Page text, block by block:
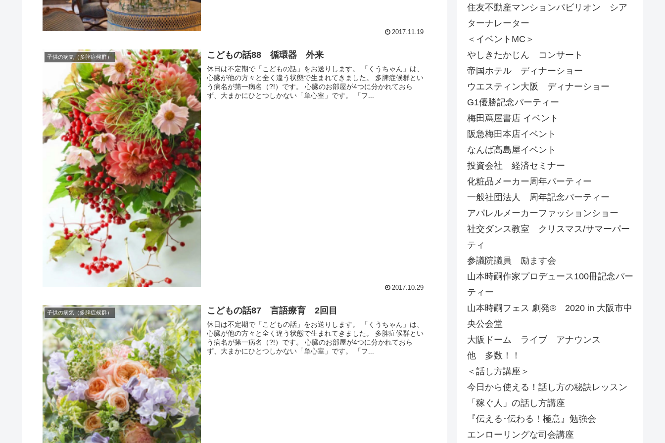
2017.11.19
子供の病気（多脾症候群） こどもの話88 循環器 外来
休日は不定期で「こどもの話」をお送りします。 「くうちゃん」は、
心臓が他の方々と全く違う状態で生まれてきました。 多脾症候群とい
う病名が第一病名（?!）です。 心臓のお部屋が4つに分かれておら
ず、大まかにひとつしかない「単心室」です。 「フ...
2017.10.29
子供の病気（多脾症候群） こどもの話87 言語療育 2回目
休日は不定期で「こどもの話」をお送りします。 「くうちゃん」は、
心臓が他の方々と全く違う状態で生まれてきました。 多脾症候群とい
う病名が第一病名（?!）です。 心臓のお部屋が4つに分かれておら
ず、大まかにひとつしかない「単心室」です。 「フ...
住友不動産マンションパビリオン シア
ターナレーター
＜イベントMC＞
やしきたかじん コンサート
帝国ホテル ディナーショー
ウエスティン大阪 ディナーショー
G1優勝記念パーティー
梅田蔦屋書店 イベント
阪急梅田本店イベント
なんば高島屋イベント
投資会社 経済セミナー
化粧品メーカー周年パーティー
一般社団法人 周年記念パーティー
アパレルメーカーファッションショー
社交ダンス教室 クリスマス/サマーパー
ティ
参議院議員 励ます会
山本時嗣作家プロデュース100冊記念パー
ティー
山本時嗣フェス 劇発®︎ 2020 in 大阪市中
央公会堂
大阪ドーム ライブ アナウンス
他 多数！！
＜話し方講座＞
今日から使える！話し方の秘訣レッスン
「稼ぐ人」の話し方講座
『伝える･伝わる！極意』勉強会
エンローリングな司会講座